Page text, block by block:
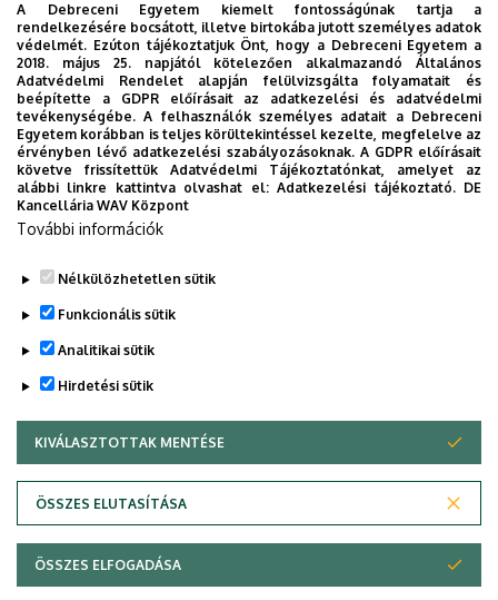
GINOP PLUSZ - Pályázatok
GINOP_PLUSZ-2.1.1-21-2022-00136
GINOP_PLUSZ-2.1.1-21-2022-00157
GINOP_PLUSZ-2.1.1-21-2022-00199
GINOP_PLUSZ-2.1.1-21-2022-00241
Legutóbb frissítve: 2026. 03. 18. 14:17
© 2026 Unideb
A Debreceni Egyetem kiemelt fontosságúnak tartja a
rendelkezésére bocsátott, illetve birtokába jutott személyes adatok
védelmét. Ezúton tájékoztatjuk Önt, hogy a Debreceni Egyetem a
2018. május 25. napjától kötelezően alkalmazandó Általános
Adatvédelmi Rendelet alapján felülvizsgálta folyamatait és
beépítette a GDPR előírásait az adatkezelési és adatvédelmi
tevékenységébe. A felhasználók személyes adatait a Debreceni
Egyetem korábban is teljes körültekintéssel kezelte, megfelelve az
érvényben lévő adatkezelési szabályozásoknak. A GDPR előírásait
követve frissítettük Adatvédelmi Tájékoztatónkat, amelyet az
alábbi linkre kattintva olvashat el:Adatkezelési tájékoztató. DE
Kancellária WAV Központ
További információk
Nélkülözhetetlen sütik
Funkcionális sütik
Analitikai sütik
Hirdetési sütik
KIVÁLASZTOTTAK MENTÉSE
ÖSSZES ELUTASÍTÁSA
WITHDRAW CONSENT
ÖSSZES ELFOGADÁSA